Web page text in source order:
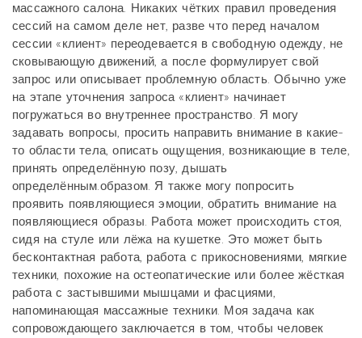
массажного салона. Никаких чётких правил проведения
сессий на самом деле нет, разве что перед началом
сессии «клиент» переодевается в свободную одежду, не
сковывающую движений, а после формулирует свой
запрос или описывает проблемную область. Обычно уже
на этапе уточнения запроса «клиент» начинает
погружаться во внутреннее пространство. Я могу
задавать вопросы, просить направить внимание в какие-
то области тела, описать ощущения, возникающие в теле,
принять определённую позу, дышать
определённым.образом. Я также могу попросить
проявить появляющиеся эмоции, обратить внимание на
появляющиеся образы. Работа может происходить стоя,
сидя на стуле или лёжа на кушетке. Это может быть
бесконтактная работа, работа с прикосновениями, мягкие
техники, похожие на остеопатические или более жёсткая
работа с застывшими мышцами и фасциями,
напоминающая массажные техники. Моя задача как
сопровождающего заключается в том, чтобы человек